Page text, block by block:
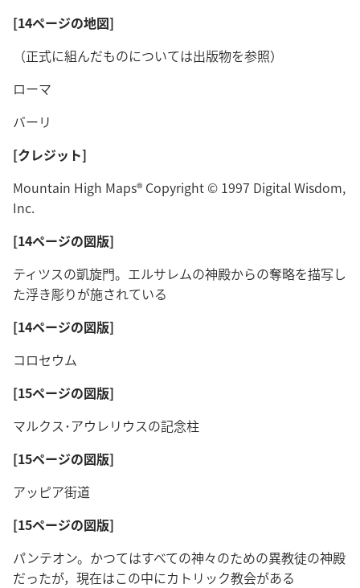
[14ページの地図]
（正式に組んだものについては出版物を参照）
ローマ
バーリ
[クレジット]
Mountain High Maps® Copyright © 1997 Digital Wisdom,
Inc.
[14ページの図版]
ティツスの凱旋門。エルサレムの神殿からの奪略を描写し
た浮き彫りが施されている
[14ページの図版]
コロセウム
[15ページの図版]
マルクス･アウレリウスの記念柱
[15ページの図版]
アッピア街道
[15ページの図版]
パンテオン。かつてはすべての神々のための異教徒の神殿
だったが，現在はこの中にカトリック教会がある